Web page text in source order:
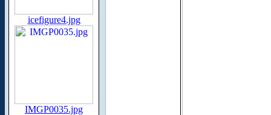
icefigure4.jpg
IMGP0035.jpg